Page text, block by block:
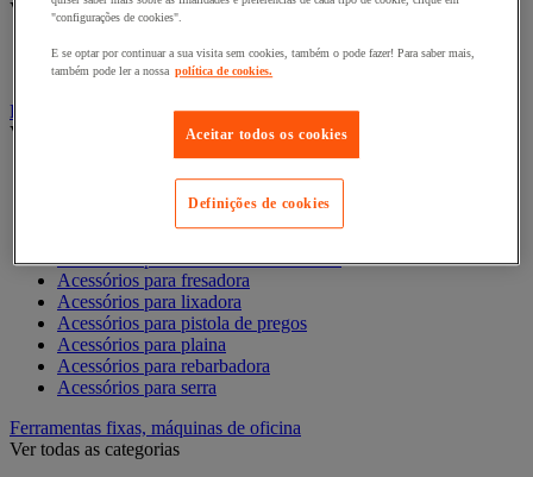
Ver todas as categorias
Ferramentas elétricas portáteis com fios
Ferramentas elétricas portáteis sem fios
Ferramentas elétricas portáteis - Acessórios
Ver todas as categorias
Acessórios para berbequim
Acessórios para cortador-lixador
Acessórios para Ferramentas Elétricas
Acessórios para fresadora
Acessórios para lixadora
Acessórios para pistola de pregos
Acessórios para plaina
Acessórios para rebarbadora
Acessórios para serra
Ferramentas fixas, máquinas de oficina
Ver todas as categorias
"configurações de cookies".
E se optar por continuar a sua visita sem cookies, também o pode fazer! Para saber mais,
também pode ler a nossa política de cookies.
Aceitar todos os cookies
Definições de cookies